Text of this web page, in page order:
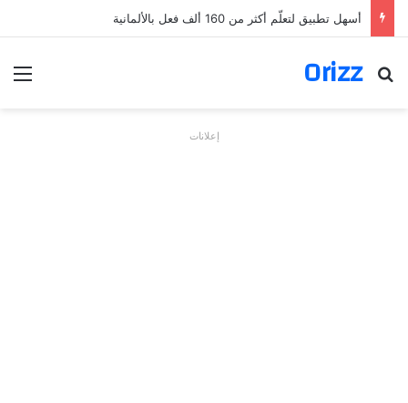
أسهل تطبيق لتعلّم أكثر من 160 ألف فعل بالألمانية
Orizz
بحث عن
إعلانات